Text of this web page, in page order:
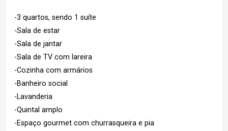
-3 quartos, sendo 1 suíte
-Sala de estar
-Sala de jantar
-Sala de TV com lareira
-Cozinha com armários
-Banheiro social
-Lavanderia
-Quintal amplo
-Espaço gourmet com churrasqueira e pia